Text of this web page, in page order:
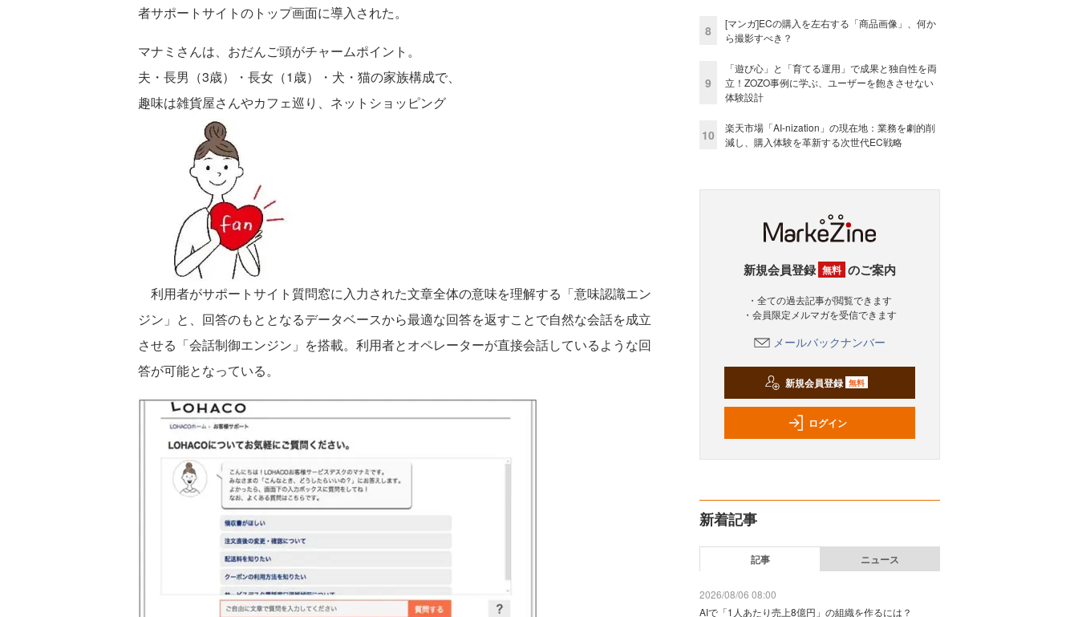
者サポートサイトのトップ画面に導入された。
マナミさんは、おだんご頭がチャームポイント。
夫・長男（3歳）・長女（1歳）・犬・猫の家族構成で、
趣味は雑貨屋さんやカフェ巡り、ネットショッピング
利用者がサポートサイト質問窓に入力された文章全体の意味を理解する「意味認識エン
ジン」と、回答のもととなるデータベースから最適な回答を返すことで自然な会話を成立
させる「会話制御エンジン」を搭載。利用者とオペレーターが直接会話しているような回
答が可能となっている。
8
[マンガ]ECの購入を左右する「商品画像」、何か
ら撮影すべき？
9
「遊び心」と「育てる運用」で成果と独自性を両
立！ZOZO事例に学ぶ、ユーザーを飽きさせない
体験設計
10
楽天市場「AI-nization」の現在地：業務を劇的削
減し、購入体験を革新する次世代EC戦略
新規会員登録 無料 のご案内
・全ての過去記事が閲覧できます
・会員限定メルマガを受信できます
メールバックナンバー
新規会員登録 無料
ログイン
新着記事
記事 ニュース
2026/08/06 08:00
AIで「1人あたり売上8億円」の組織を作るには？